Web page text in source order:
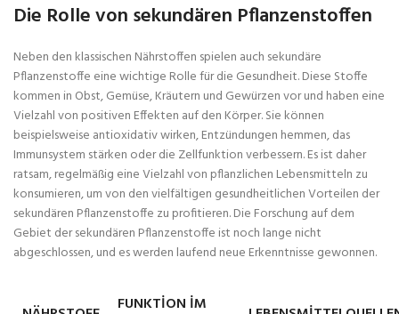
Die Rolle von sekundären Pflanzenstoffen
Neben den klassischen Nährstoffen spielen auch sekundäre
Pflanzenstoffe eine wichtige Rolle für die Gesundheit. Diese Stoffe
kommen in Obst, Gemüse, Kräutern und Gewürzen vor und haben eine
Vielzahl von positiven Effekten auf den Körper. Sie können
beispielsweise antioxidativ wirken, Entzündungen hemmen, das
Immunsystem stärken oder die Zellfunktion verbessern. Es ist daher
ratsam, regelmäßig eine Vielzahl von pflanzlichen Lebensmitteln zu
konsumieren, um von den vielfältigen gesundheitlichen Vorteilen der
sekundären Pflanzenstoffe zu profitieren. Die Forschung auf dem
Gebiet der sekundären Pflanzenstoffe ist noch lange nicht
abgeschlossen, und es werden laufend neue Erkenntnisse gewonnen.
FUNKTION IM